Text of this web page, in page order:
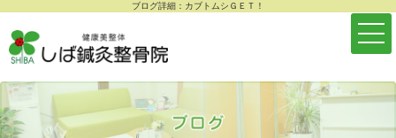
ブログ詳細：カブトムシＧＥＴ！